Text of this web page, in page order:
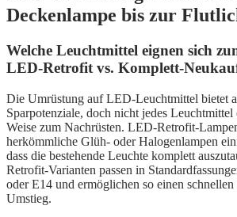
Deckenlampe bis zur
Welche Leuchtmittel eignen sich
LED-Retrofit vs. Komplett-
Die Umrüstung auf LED-Leuchtmittel bietet
Sparpotenziale, doch nicht jedes
Weise zum Nachrüsten. LED-Retrofit-
herkömmliche Glüh- oder Halogenlampen
dass die bestehende Leuchte komplett
Retrofit-Varianten passen in
oder E14 und ermöglichen so einen
Umstieg.